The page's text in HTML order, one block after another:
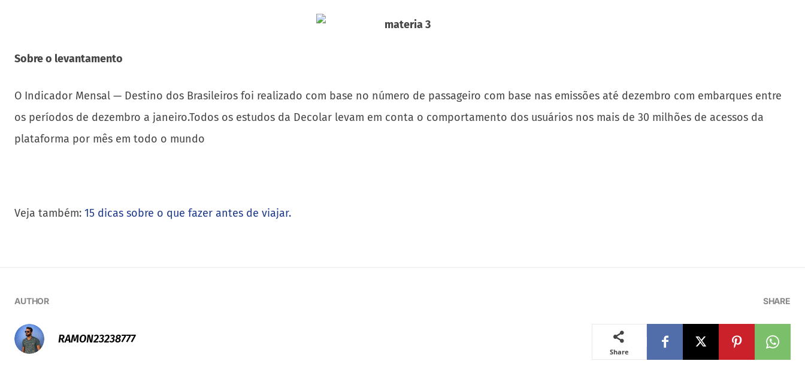
Sobre o levantamento
O Indicador Mensal — Destino dos Brasileiros foi realizado com base no número de passageiro com base nas emissões até dezembro com embarques entre
os períodos de dezembro a janeiro.Todos os estudos da Decolar levam em conta o comportamento dos usuários nos mais de 30 milhões de acessos da
plataforma por mês em todo o mundo
Veja também: 15 dicas sobre o que fazer antes de viajar.
AUTHOR
RAMON23238777
SHARE
Share